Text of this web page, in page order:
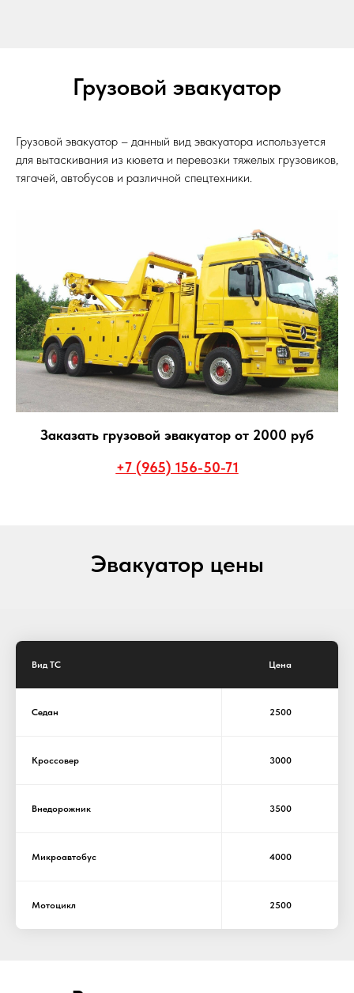
Грузовой эвакуатор
Грузовой эвакуатор – данный вид эвакуатора используется
для вытаскивания из кювета и перевозки тяжелых грузовиков,
тягачей, автобусов и различной спецтехники.
Заказать грузовой эвакуатор от 2000 руб
+7 (965) 156-50-71
Эвакуатор цены
Вид ТС Цена
Седан 2500
Кроссовер 3000
Внедорожник 3500
Микроавтобус 4000
Мотоцикл 2500